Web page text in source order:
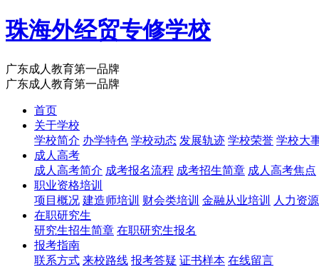
珠海外经贸专修学校
广东成人教育第一品牌
广东成人教育第一品牌
首页
关于学校
学校简介 办学特色 学校动态 发展轨迹 学校荣誉 学校大
成人高考
成人高考简介 成考报名流程 成考招生简章 成人高考焦点
职业资格培训
项目概况 建造师培训 财会类培训 金融从业培训
人力资
在职研究生
研究生招生简章 在职研究生报名
报考指南
联系方式 来校路线 报考答疑 证书样本 在线留言